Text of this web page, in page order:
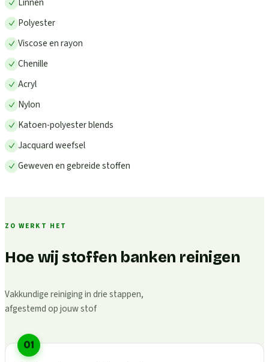
Polyester
Viscose en rayon
Chenille
Acryl
Nylon
Katoen-polyester blends
Jacquard weefsel
Geweven en gebreide stoffen
ZO WERKT HET
Hoe wij stoffen banken reinigen
Vakkundige reiniging in drie stappen,
afgestemd op jouw stof
01